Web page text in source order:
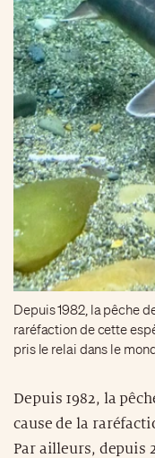
Depuis 1982, la pêche
raréfaction de cette
pris le relai dans le
Depuis 1982, la
cause de la
Par ailleurs, depuis